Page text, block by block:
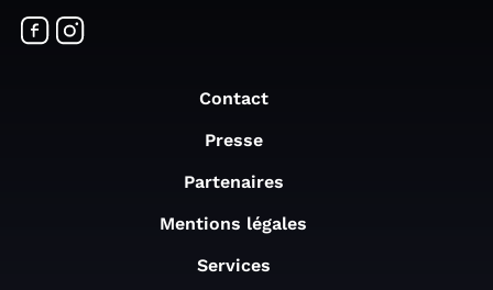
Contact
Presse
Partenaires
Mentions légales
Services